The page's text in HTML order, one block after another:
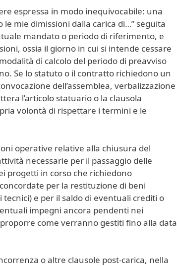
espressa in modo inequivocabile: una
mie dimissioni dalla carica di…” seguita
mandato o periodo di riferimento, e
ossia il giorno in cui si intende cessare
di calcolo del periodo di preavviso
Se lo statuto o il contratto richiedono un
dell’assemblea, verbalizzazione
l’articolo statuario o la clausola
volontà di rispettare i termini e le
operative relative alla chiusura del
necessarie per il passaggio delle
progetti in corso che richiedono
per la restituzione di beni
e per il saldo di eventuali crediti o
impegni ancora pendenti nei
come verranno gestiti fino alla data
o altre clausole post‑carica, nella